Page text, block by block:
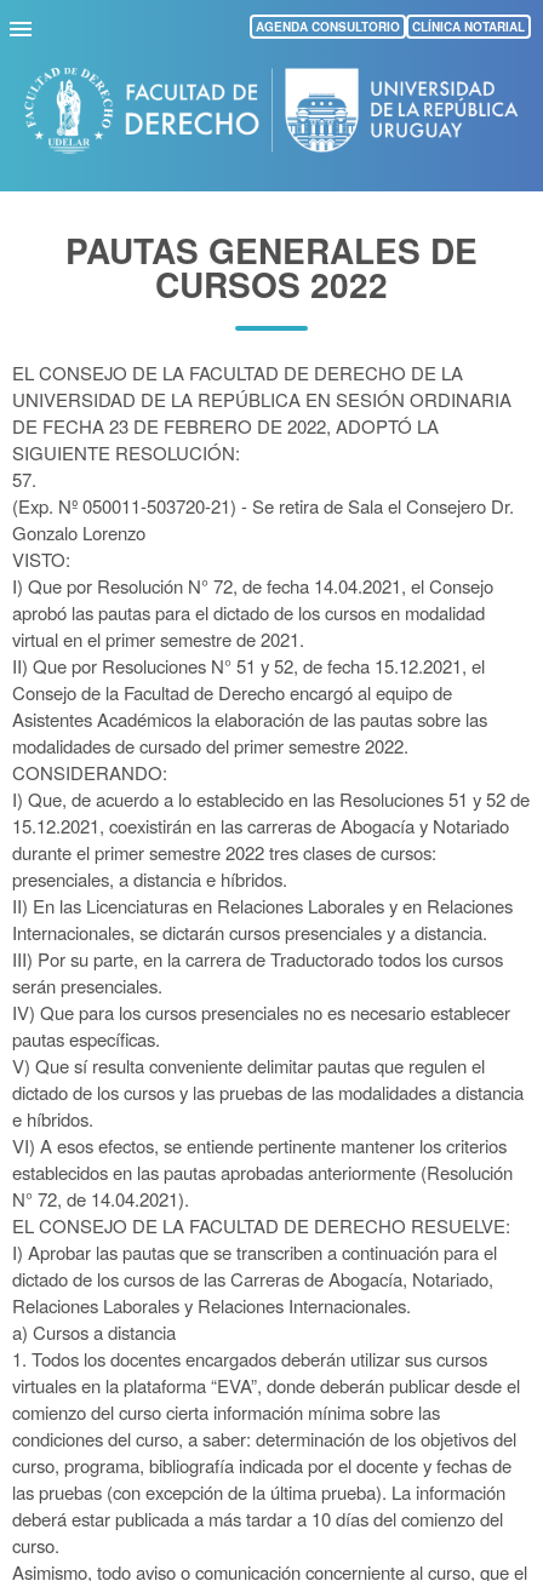
Pasar
al
contenido
principal
AGENDA CONSULTORIO CLÍNICA NOTARIAL
PAUTAS GENERALES DE
CURSOS 2022
EL CONSEJO DE LA FACULTAD DE DERECHO DE LA
UNIVERSIDAD DE LA REPÚBLICA EN SESIÓN ORDINARIA
DE FECHA 23 DE FEBRERO DE 2022, ADOPTÓ LA
SIGUIENTE RESOLUCIÓN:
57.
(Exp. Nº 050011-503720-21) - Se retira de Sala el Consejero Dr.
Gonzalo Lorenzo
VISTO:
I) Que por Resolución N° 72, de fecha 14.04.2021, el Consejo
aprobó las pautas para el dictado de los cursos en modalidad
virtual en el primersemestre de 2021.
II) Que por Resoluciones N° 51 y 52, de fecha 15.12.2021, el
Consejo de la Facultad de Derecho encargó al equipo de
Asistentes Académicos laelaboración de las pautas sobre las
modalidades de cursado del primer semestre 2022.
CONSIDERANDO:
I) Que, de acuerdo a lo establecido en las Resoluciones 51 y 52 de
15.12.2021, coexistirán en las carreras de Abogacía y Notariado
durante elprimer semestre 2022 tres clases de cursos:
presenciales, a distancia e híbridos.
II) En las Licenciaturas en Relaciones Laborales y en Relaciones
Internacionales, se dictarán cursos presenciales y a distancia.
III) Por su parte, en la carrera de Traductorado todos los cursos
serán presenciales.
IV) Que para los cursos presenciales no es necesario establecer
pautas específicas.
V) Que sí resulta conveniente delimitar pautas que regulen el
dictado de los cursos y las pruebas de las modalidades a distancia
e híbridos.
VI) A esos efectos, se entiende pertinente mantener los criterios
establecidos en las pautas aprobadas anteriormente (Resolución
N° 72, de 14.04.2021).
EL CONSEJO DE LA FACULTAD DE DERECHO RESUELVE:
I) Aprobar las pautas que se transcriben a continuación para el
dictado de los cursos de las Carreras de Abogacía, Notariado,
Relaciones Laborales y Relaciones Internacionales.
a) Cursos a distancia
1. Todos los docentesencargados deberán utilizar sus cursos
virtuales en la plataforma “EVA”, donde deberán publicar desde el
comienzo delcurso cierta información mínima sobre las
condiciones del curso, a saber: determinación de los objetivos del
curso, programa, bibliografía indicadapor el docente y fechas de
las pruebas (con excepción de la última prueba). La información
deberá estar publicada a más tardar a 10 días delcomienzo del
curso.
Asimismo, todo aviso o comunicación concerniente al curso, que el